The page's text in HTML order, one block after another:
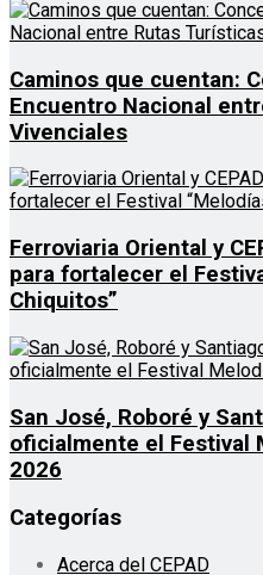
Caminos que cuentan:
Encuentro Nacional
Vivenciales
Ferroviaria Oriental y
para fortalecer el
Chiquitos”
San José, Roboré y
oficialmente el Festival
2026
Categorías
Acerca del CEPAD